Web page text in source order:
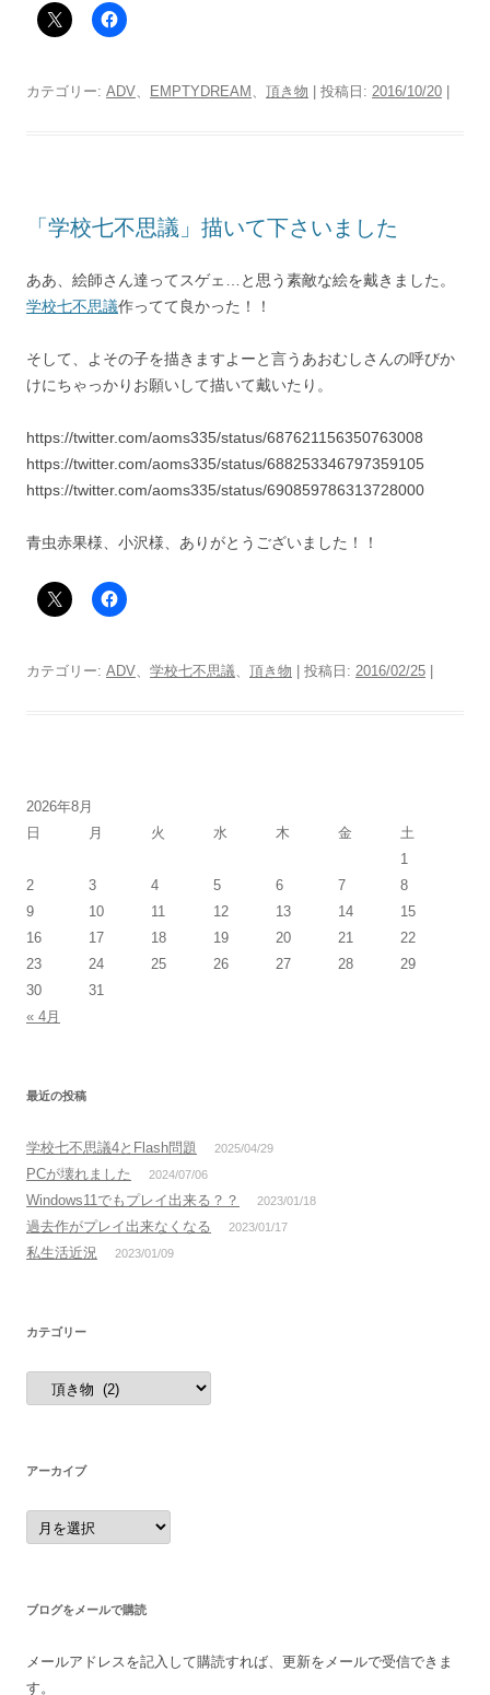
カテゴリー: ADV、 EMPTYDREAM 、 頂き物 | 投稿日: 2016/10/20
「学校七不思議」描いて下さいました
ああ、絵師さん達ってスゲェ…と思う素敵な絵を戴きました。
学校七不思議作ってて良かった！！
そして、よその子を描きますよーと言うあおむしさんの呼びか
けにちゃっかりお願いして描いて戴いたり。
https://twitter.com/aoms335/status/687621156350763008
https://twitter.com/aoms335/status/688253346797359105
https://twitter.com/aoms335/status/690859786313728000
青虫赤果様、小沢様、ありがとうございました！！
カテゴリー: ADV、 学校七不思議、 頂き物 | 投稿日: 2016/02/25
2026年8月
日
月 火 水 木 金
土
1
2
3 4 5 6 7
8
9
10 11 12 13 14
15
16
17 18 19 20 21
22
23
24 25 26 27 28
29
30
31
« 4月
最近の投稿
学校七不思議4とFlash問題 2025/04/29
PCが壊れました 2024/07/06
Windows11でもプレイ出来る？？ 2023/01/18
過去作がプレイ出来なくなる 2023/01/17
私生活近況 2023/01/09
カテゴリー
カ
ゴ
アーカイブ
ア
ー
カ
ブログをメールで購読
メールアドレスを記入して購読すれば、更新をメールで受信できま
す。